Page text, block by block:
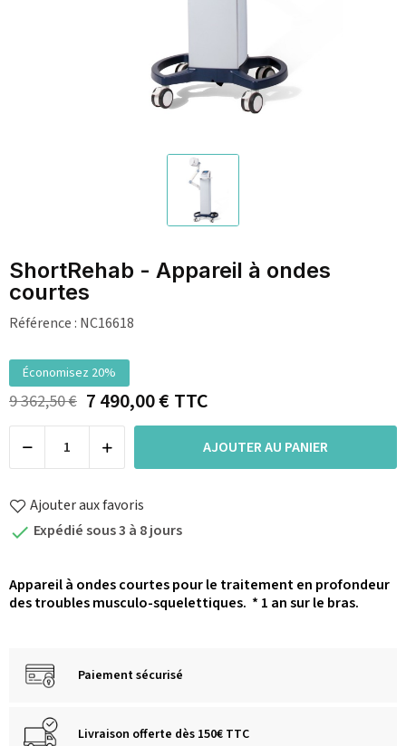
ShortRehab - Appareil à ondes
courtes
Référence : NC16618
Économisez 20%
9 362,50 € 7 490,00 €TTC
AJOUTER AU PANIER
Ajouter aux favoris
 Expédié sous 3 à 8 jours
Appareil à ondes courtes pour le traitement en profondeur
des troubles musculo-squelettiques. * 1 an sur le bras.
Paiement sécurisé
Livraison offerte dès 150€ TTC